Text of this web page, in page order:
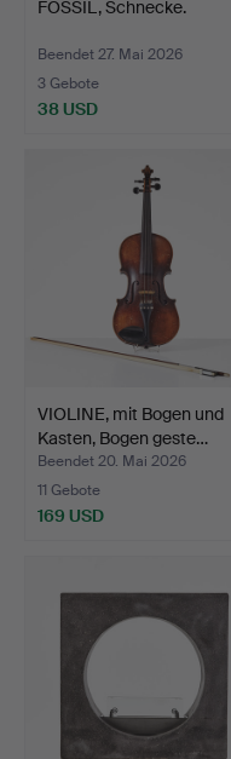
FOSSIL, Schnecke.
Beendet 27. Mai 2026
3 Gebote
38 USD
VIOLINE, mit Bogen und
Kasten, Bogen geste…
Beendet 20. Mai 2026
11 Gebote
169 USD